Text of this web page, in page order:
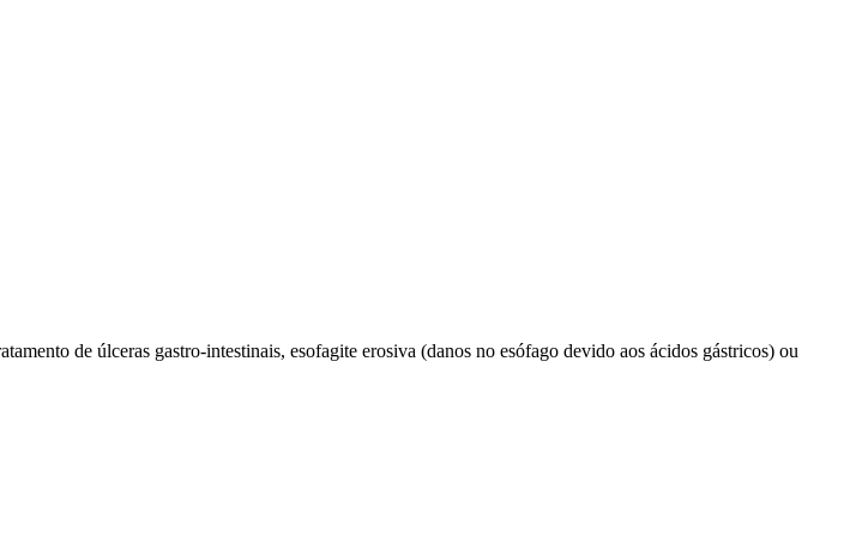
de úlceras gastro-intestinais, esofagite erosiva (danos no esófago devido aos ácidos gástricos) ou